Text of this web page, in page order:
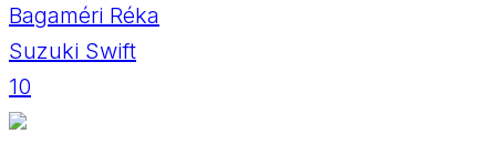
Bagaméri Réka
Suzuki Swift
10